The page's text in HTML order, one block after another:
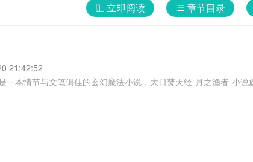
章节目录
立即阅读
21:42:52
一本情节与文笔俱佳的玄幻魔法小说，大日焚天经-月之渔者-小